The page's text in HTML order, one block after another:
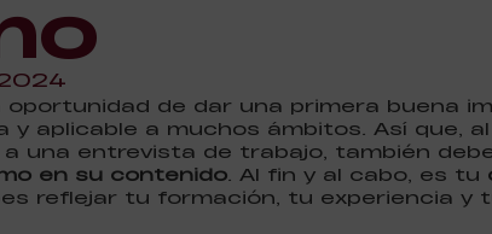
de dar una primera buena
y aplicable a muchos ámbitos. Así que,
una entrevista de trabajo, también
en su contenido. Al fin y al cabo, es tu
reflejar tu formación, tu experiencia